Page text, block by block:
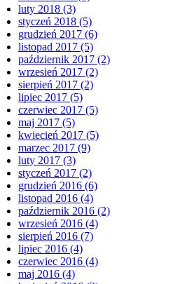
luty 2018 (3)
styczeń 2018 (5)
grudzień 2017 (6)
listopad 2017 (5)
październik 2017 (2)
wrzesień 2017 (2)
sierpień 2017 (2)
lipiec 2017 (5)
czerwiec 2017 (5)
maj 2017 (5)
kwiecień 2017 (5)
marzec 2017 (9)
luty 2017 (3)
styczeń 2017 (2)
grudzień 2016 (6)
listopad 2016 (4)
październik 2016 (2)
wrzesień 2016 (4)
sierpień 2016 (7)
lipiec 2016 (4)
czerwiec 2016 (4)
maj 2016 (4)